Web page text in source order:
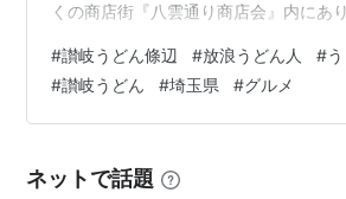
くの商店街『八雲通り商店会』内にあ
どん好きの間でも評判が高いお店です
らぜひ條辺さんへ！」という声も多く
にしました。 そして、このお店から
一緒に食べ歩きを楽しみます。(^^) 開
#讃岐うどん條辺 #放浪うどん人 #
#讃岐うどん #埼玉県 #グルメ
ネットで話題